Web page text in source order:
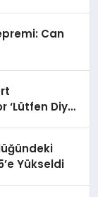
Can
‘Lütfen Diye
Yükseldi